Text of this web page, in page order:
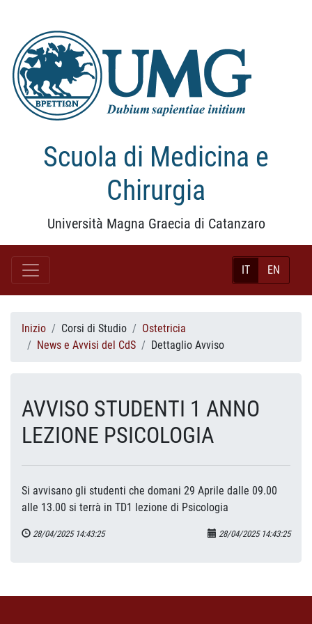
Scuola di Medicina e
Chirurgia
Università Magna Graecia di Catanzaro
IT EN
Inizio Corsi di Studio
Ostetricia
News e Avvisi del CdS
Dettaglio Avviso
AVVISO STUDENTI 1 ANNO
LEZIONE PSICOLOGIA
Si avvisano gli studenti che domani 29 Aprile dalle 09.00
alle 13.00 si terrà in TD1 lezione di Psicologia
28/04/2025 14:43:25 28/04/2025 14:43:25